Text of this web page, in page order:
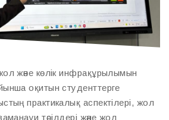
және көлік инфрақұрылымын
оқитын студенттерге
практикалық аспектілері, жол
тәсілдері және жол